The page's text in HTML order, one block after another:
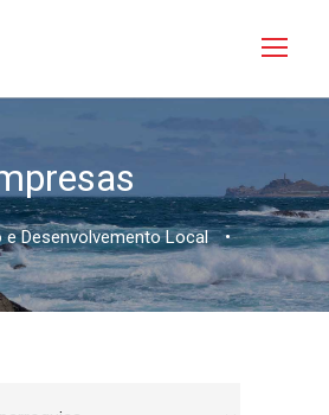
e Desenvolvemento Local •